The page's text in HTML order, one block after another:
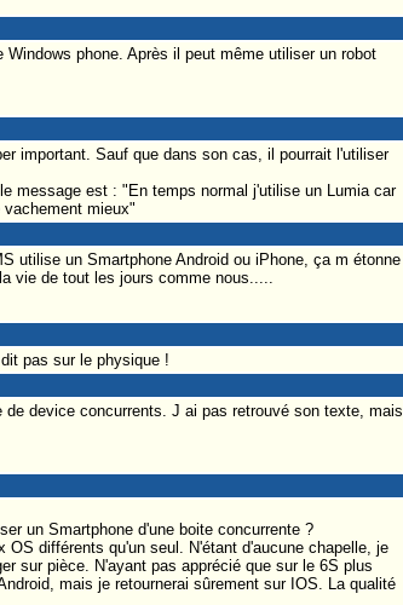
phone. Après il peut même utiliser un robot
important. Sauf que dans son cas, il pourrait l'utiliser
message est : "En temps normal j'utilise un Lumia car
mieux"
utilise un Smartphone Android ou iPhone, ça m étonne
vie de tout les jours comme nous.....
pas sur le physique !
device concurrents. J ai pas retrouvé son texte, mais
un Smartphone d'une boite concurrente ?
différents qu'un seul. N'étant d'aucune chapelle, je
sur pièce. N'ayant pas apprécié que sur le 6S plus
mais je retournerai sûrement sur IOS. La qualité